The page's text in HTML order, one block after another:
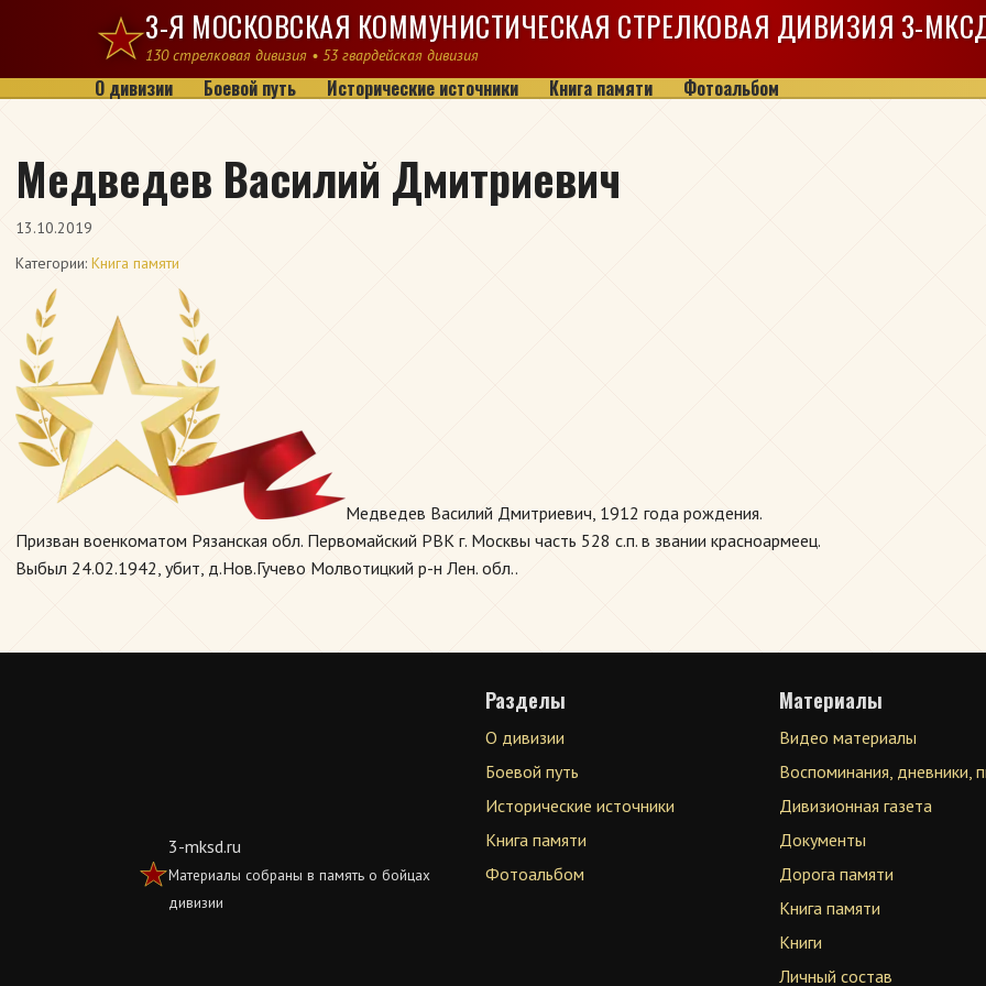
Перейти к содержимому3-Я МОСКОВСКАЯ КОММУНИСТИЧЕСКАЯ СТРЕЛКОВАЯ ДИВИЗИЯ 3-
130 стрелковая дивизия • 53 гвардейская дивизия
О дивизии Боевой путь Исторические источники Книга памяти Фотоальбом
Медведев Василий Дмитриевич
13.10.2019
Категории: Книга памяти
Медведев Василий Дмитриевич, 1912 года рождения.
Призван военкоматом Рязанская обл. Первомайский РВК г. Москвы часть 528 с.п. в звании красноармеец.
Выбыл 24.02.1942, убит, д.Нов.Гучево Молвотицкий р-н Лен. обл..
3-mksd.ru
Материалы собраны в память о бойцах
дивизии
Разделы
О дивизии
Боевой путь
Исторические источники
Книга памяти
Фотоальбом
Материалы
Видео материалы
Воспоминания, дневники,
Дивизионная газета
Документы
Дорога памяти
Книга памяти
Книги
Личный состав